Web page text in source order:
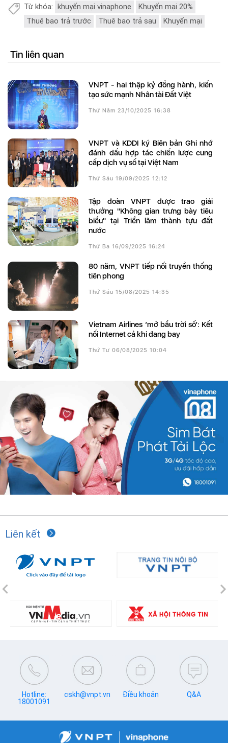
Từ khóa: khuyến mại vinaphone
Khuyến mại 20%
Thuê bao trả trước
Thuê bao trả sau Khuyến mại
Tin liên quan
VNPT - hai thập kỷ đồng hành, kiến
tạo sức mạnh Nhân tài Đất Việt
Thứ Năm 23/10/2025 16:38
VNPT và KDDI ký Biên bản Ghi nhớ
đánh dấu hợp tác chiến lược cung
cấp dịch vụ số tại Việt Nam
Thứ Sáu 19/09/2025 12:12
Tập đoàn VNPT được trao giải
thưởng "Không gian trưng bày tiêu
biểu" tại Triển lãm thành tựu đất
nước
Thứ Ba 16/09/2025 16:24
80 năm, VNPT tiếp nối truyền thống
tiên phong
Thứ Sáu 15/08/2025 14:35
Vietnam Airlines ‘mở bầu trời số’: Kết
nối Internet cả khi đang bay
Thứ Tư 06/08/2025 10:04
Liên kết
Previous
Hotline:
18001091
cskh@vnpt.vn Điều khoản Q&A